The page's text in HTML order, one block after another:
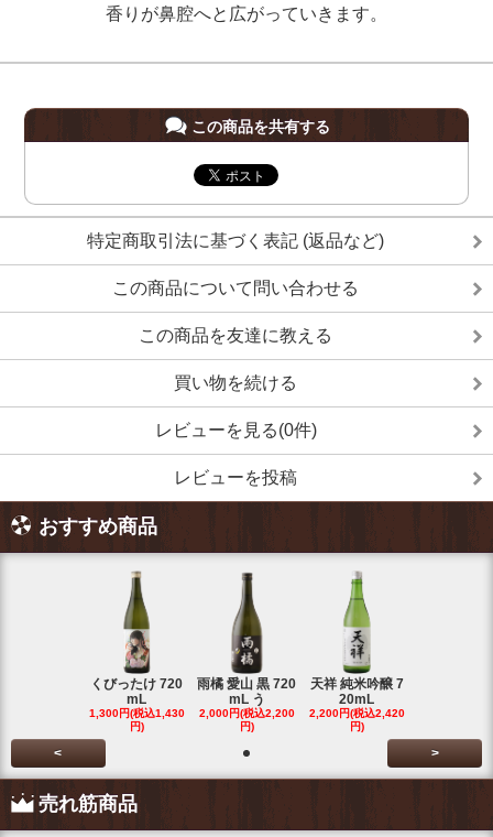
香りが鼻腔へと広がっていきます。
この商品を共有する
特定商取引法に基づく表記 (返品など)
この商品について問い合わせる
この商品を友達に教える
買い物を続ける
レビューを見る(0件)
レビューを投稿
おすすめ商品
くびったけ 720
mL
1,300円(税込1,430
円)
雨橘 愛山 黒 720
mL う
2,000円(税込2,200
円)
天祥 純米吟醸 7
20mL
2,200円(税込2,420
円)
< >
売れ筋商品